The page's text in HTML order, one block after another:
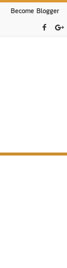
Become Blogger